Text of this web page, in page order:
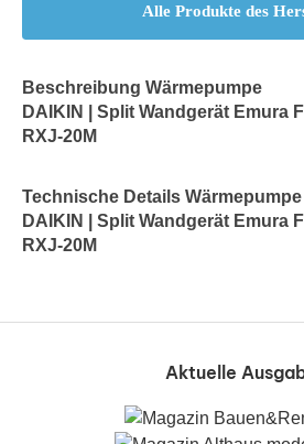
Alle Produkte des
Beschreibung Wärmepumpe
DAIKIN | Split Wandgerät Emura
RXJ-20M
Technische Details Wärmepumpe
DAIKIN | Split Wandgerät Emura
RXJ-20M
Aktuelle